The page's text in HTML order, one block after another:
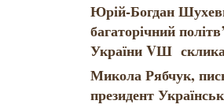
Юрій-Богдан
багаторічний
України VШ
Микола Рябчук,
президент